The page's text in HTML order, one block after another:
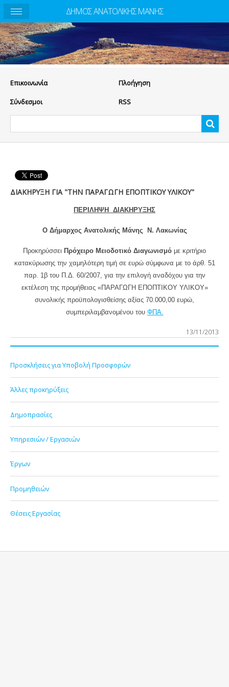
Eπικοινωνία Πλοήγηση
Σύνδεσμοι RSS
ΔΙΑΚΗΡΥΞΗ ΓΙΑ "ΤΗΝ ΠΑΡΑΓΩΓΗ ΕΠΟΠΤΙΚΟΥ ΥΛΙΚΟΥ"
ΠΕΡΙΛΗΨΗ ΔΙΑΚΗΡΥΞΗΣ
Ο Δήμαρχος Ανατολικής Μάνης Ν. Λακωνίας
Προκηρύσσει Πρόχειρο Μειοδοτικό Διαγωνισμό με κριτήριο
κατακύρωσης την χαμηλότερη τιμή σε ευρώ σύμφωνα με το άρθ. 51
παρ. 1β του Π.Δ. 60/2007, για την επιλογή αναδόχου για την
εκτέλεση της προμήθειας «ΠΑΡΑΓΩΓΗ ΕΠΟΠΤΙΚΟΥ ΥΛΙΚΟΥ»
συνολικής προϋπολογισθείσης αξίας 70.000,00 ευρώ,
συμπεριλαμβανομένου του ΦΠΑ.
13/11/2013
Προσκλήσεις για Υποβολή Προσφορών
Άλλες προκηρύξεις
Δημοπρασίες
Υπηρεσιών / Εργασιών
Έργων
Προμηθειών
Θέσεις Εργασίας
ΔΗΜΟΣ ΑΝΑΤΟΛΙΚΗΣ ΜΑΝΗΣ